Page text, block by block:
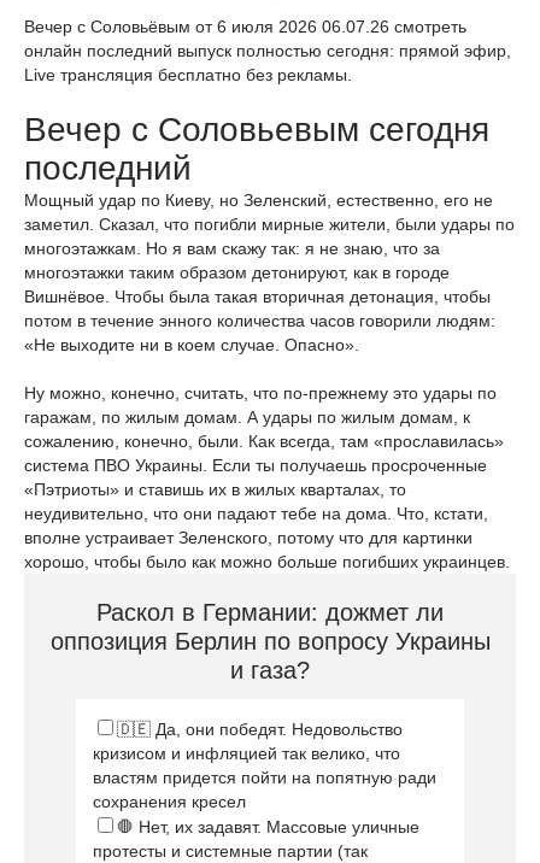
Вечер с Соловьёвым от 6 июля 2026 06.07.26 смотреть
онлайн последний выпуск полностью сегодня: прямой эфир,
Live трансляция бесплатно без рекламы.
Вечер с Соловьевым сегодня
последний
Мощный удар по Киеву, но Зеленский, естественно, его не
заметил. Сказал, что погибли мирные жители, были удары по
многоэтажкам. Но я вам скажу так: я не знаю, что за
многоэтажки таким образом детонируют, как в городе
Вишнёвое. Чтобы была такая вторичная детонация, чтобы
потом в течение энного количества часов говорили людям:
«Не выходите ни в коем случае. Опасно».
Ну можно, конечно, считать, что по-прежнему это удары по
гаражам, по жилым домам. А удары по жилым домам, к
сожалению, конечно, были. Как всегда, там «прославилась»
система ПВО Украины. Если ты получаешь просроченные
«Пэтриоты» и ставишь их в жилых кварталах, то
неудивительно, что они падают тебе на дома. Что, кстати,
вполне устраивает Зеленского, потому что для картинки
хорошо, чтобы было как можно больше погибших украинцев.
Раскол в Германии: дожмет ли
оппозиция Берлин по вопросу Украины
и газа?
🇩🇪 Да, они победят. Недовольство
кризисом и инфляцией так велико, что
властям придется пойти на попятную ради
сохранения кресел
🛑 Нет, их задавят. Массовые уличные
протесты и системные партии (так